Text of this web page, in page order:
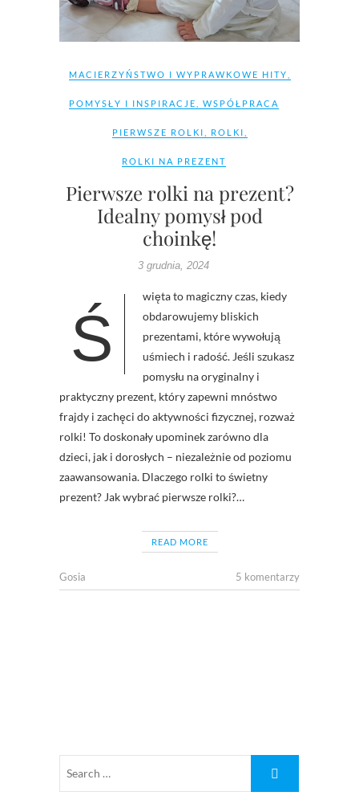
MACIERZYŃSTWO I WYPRAWKOWE HITY
POMYSŁY I INSPIRACJE WSPÓŁPRACA
PIERWSZE ROLKI ROLKI
ROLKI NA PREZENT
Pierwsze rolki na prezent?
Idealny pomysł pod
choinkę!
3 grudnia, 2024
Święta to magiczny czas, kiedy
obdarowujemy bliskich
prezentami, które wywołują
uśmiech i radość. Jeśli szukasz
pomysłu na oryginalny i
praktyczny prezent, który zapewni mnóstwo
frajdy i zachęci do aktywności fizycznej, rozważ
rolki! To doskonały upominek zarówno dla
dzieci, jak i dorosłych – niezależnie od poziomu
zaawansowania. Dlaczego rolki to świetny
prezent? Jak wybrać pierwsze rolki?…
READ MORE
Gosia 5 komentarzy